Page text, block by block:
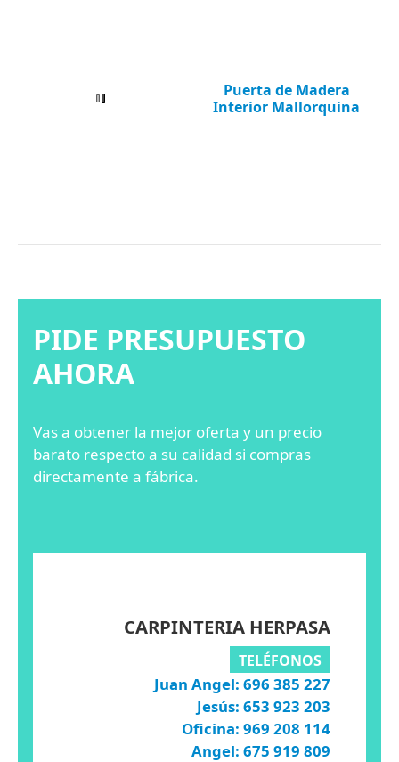
Puerta de Madera
Interior Mallorquina
PIDE PRESUPUESTO
AHORA
Vas a obtener la mejor oferta y un precio
barato respecto a su calidad si compras
directamente a fábrica.
CARPINTERIA HERPASA
TELÉFONOS
Juan Angel: 696 385 227
Jesús: 653 923 203
Oficina: 969 208 114
Angel: 675 919 809